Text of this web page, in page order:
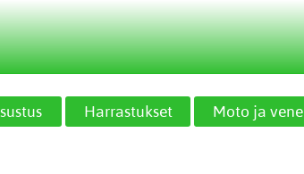
Harrastukset Moto ja vene